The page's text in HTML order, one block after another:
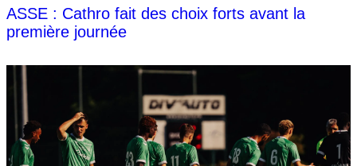
ASSE : Cathro fait des choix forts avant la
première journée